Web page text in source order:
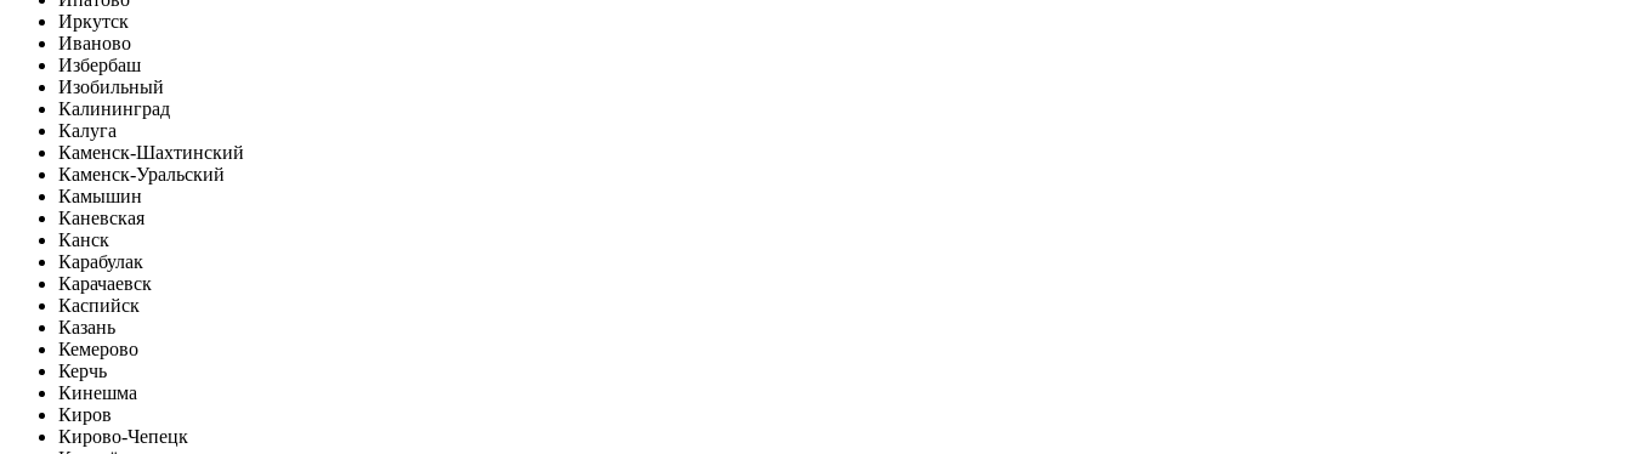
Иркутск
Иваново
Избербаш
Изобильный
Калининград
Калуга
Каменск-Шахтинский
Каменск-Уральский
Камышин
Каневская
Канск
Карабулак
Карачаевск
Каспийск
Казань
Кемерово
Керчь
Кинешма
Киров
Кирово-Чепецк